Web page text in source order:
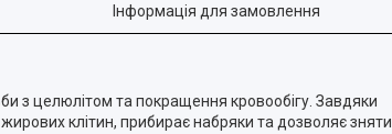
Інформація для замовлення
з целюлітом та покращення кровообігу. Завдяки
клітин, прибирає набряки та дозволяє зняти